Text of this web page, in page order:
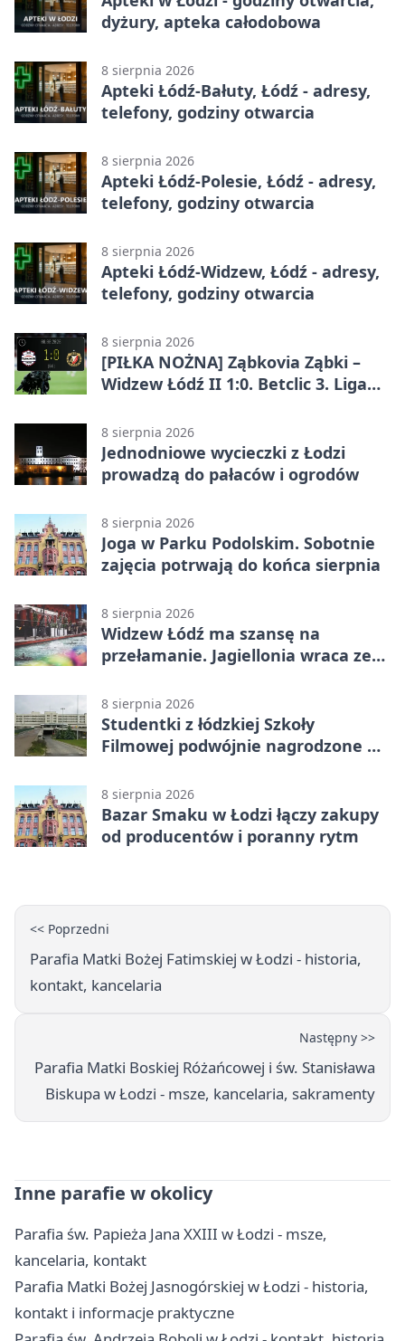
dyżury, apteka całodobowa
8 sierpnia 2026
Apteki Łódź-Bałuty, Łódź - adresy,
telefony, godziny otwarcia
8 sierpnia 2026
Apteki Łódź-Polesie, Łódź - adresy,
telefony, godziny otwarcia
8 sierpnia 2026
Apteki Łódź-Widzew, Łódź - adresy,
telefony, godziny otwarcia
8 sierpnia 2026
[PIŁKA NOŻNA] Ząbkovia Ząbki –
Widzew Łódź II 1:0. Betclic 3. Liga
rozstrzygnięciem po przerwie
8 sierpnia 2026
Jednodniowe wycieczki z Łodzi
prowadzą do pałaców i ogrodów
8 sierpnia 2026
Joga w Parku Podolskim. Sobotnie
zajęcia potrwają do końca sierpnia
8 sierpnia 2026
Widzew Łódź ma szansę na
przełamanie. Jagiellonia wraca ze
8 sierpnia 2026
Studentki z łódzkiej Szkoły
Filmowej podwójnie nagrodzone na
8 sierpnia 2026
Bazar Smaku w Łodzi łączy zakupy
od producentów i poranny rytm
<< Poprzedni
Parafia Matki Bożej Fatimskiej w Łodzi - historia,
kontakt, kancelaria
Następny >>
Parafia Matki Boskiej Różańcowej i św. Stanisława
Biskupa w Łodzi - msze, kancelaria, sakramenty
Inne parafie w okolicy
Parafia św. Papieża Jana XXIII w Łodzi - msze,
kancelaria, kontakt
Parafia Matki Bożej Jasnogórskiej w Łodzi - historia,
kontakt i informacje praktyczne